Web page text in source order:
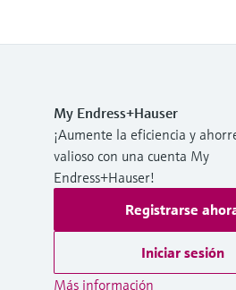
My Endress+Hauser
¡Aumente la eficiencia y
valioso con una cuenta My
Endress+Hauser!
Registrarse
Iniciar sesión
Más información